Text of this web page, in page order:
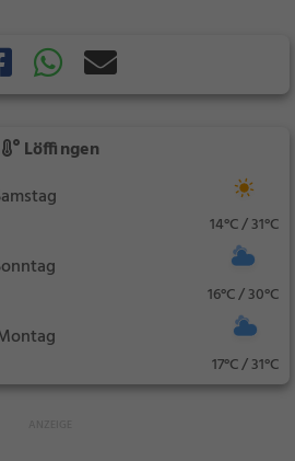
Löffingen
14°C / 31°C
16°C / 30°C
17°C / 31°C